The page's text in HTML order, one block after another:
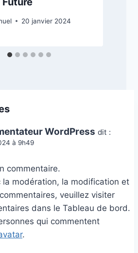
20 janvier 2024
WordPress dit :
à 9h49
commentaire.
la modération, la modification et
veuillez visiter
dans le Tableau de bord.
qui commentent
.